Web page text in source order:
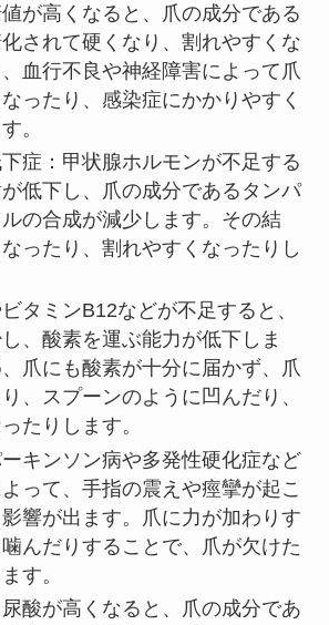
が高くなると、爪の成分である
されて硬くなり、割れやすくな
血行不良や神経障害によって爪
ったり、感染症にかかりやすく
。
症：甲状腺ホルモンが不足する
低下し、爪の成分であるタンパ
の合成が減少します。その結
ったり、割れやすくなったりし
タミンB12などが不足すると、
、酸素を運ぶ能力が低下しま
爪にも酸素が十分に届かず、爪
、スプーンのように凹んだり、
たりします。
キンソン病や多発性硬化症など
って、手指の震えや痙攣が起こ
響が出ます。爪に力が加わりす
んだりすることで、爪が欠けた
す。
酸が高くなると、爪の成分であ